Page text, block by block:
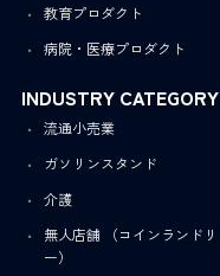
教育プロダクト
病院・医療プロダクト
INDUSTRY CATEGORY
流通小売業
ガソリンスタンド
介護
無人店舗 （コインランドリ
ー）